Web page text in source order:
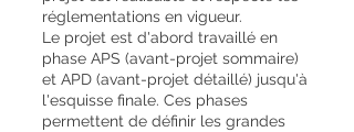
réglementations en vigueur.
Le projet est d'abord travaillé en
phase APS (avant-projet sommaire)
et APD (avant-projet détaillé) jusqu'à
l'esquisse finale. Ces phases
permettent de définir les grandes